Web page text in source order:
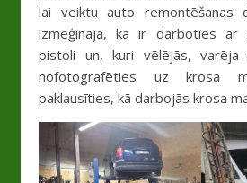
lai veiktu auto remontēšanas
izmēģināja, kā ir darboties ar
pistoli un, kuri vēlējās,
nofotografēties uz krosa
paklausīties, kā darbojās krosa